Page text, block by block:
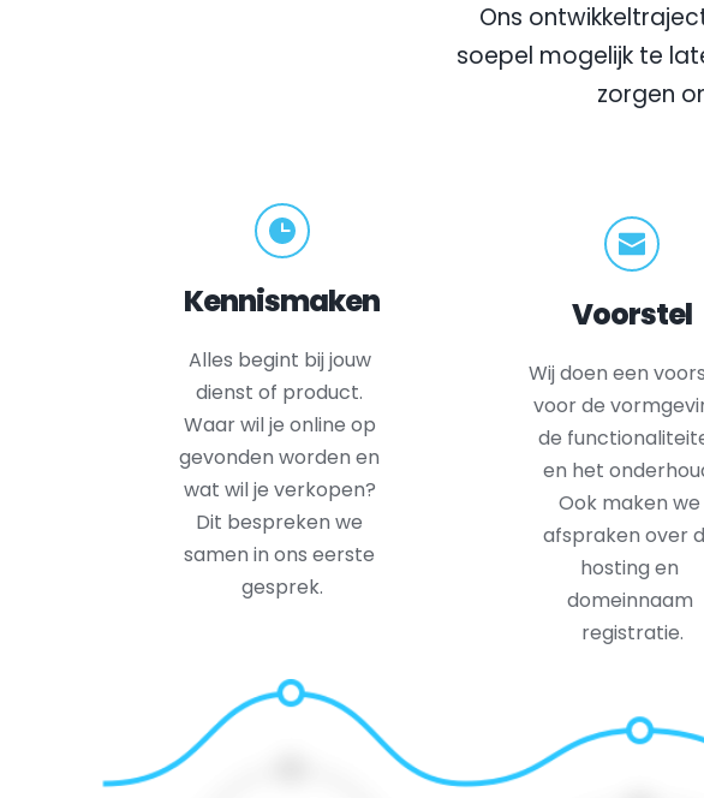
Ons
soepel mogelijk te
zorgen
Kennismaken
Alles begint bij jouw
dienst of product.
Waar wil je online op
gevonden worden en
wat wil je verkopen?
Dit bespreken we
samen in ons eerste
gesprek.
Voorstel
Wij doen een
voor de
de
en het
Ook maken we
afspraken over
hosting en
domeinnaam
registratie.